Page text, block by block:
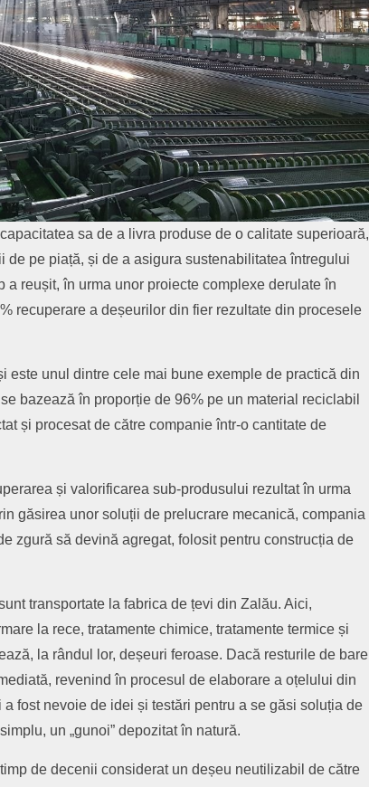
sa de a livra produse de o calitate superioară,
de pe piață, și de a asigura sustenabilitatea întregului
a reușit, în urma unor proiecte complexe derulate în
recuperare a deșeurilor din fier rezultate din procesele
este unul dintre cele mai bune exemple de practică din
bazează în proporție de 96% pe un material reciclabil
și procesat de către companie într-o cantitate de
și valorificarea sub-produsului rezultat în urma
găsirea unor soluții de prelucrare mecanică, compania
zgură să devină agregat, folosit pentru construcția de
transportate la fabrica de țevi din Zalău. Aici,
la rece, tratamente chimice, tratamente termice și
la rândul lor, deșeuri feroase. Dacă resturile de bare
revenind în procesul de elaborare a oțelului din
fost nevoie de idei și testări pentru a se găsi soluția de
un „gunoi” depozitat în natură.
de decenii considerat un deșeu neutilizabil de către